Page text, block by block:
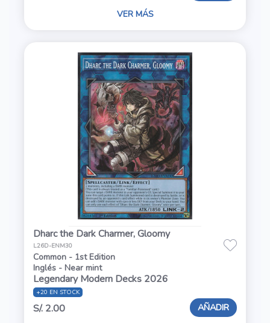
VER MÁS
Dharc the Dark Charmer, Gloomy
L26D-ENM30
Common - 1st Edition
Inglés - Near mint
Legendary Modern Decks 2026
+20 EN STOCK
S/. 2.00 AÑADIR